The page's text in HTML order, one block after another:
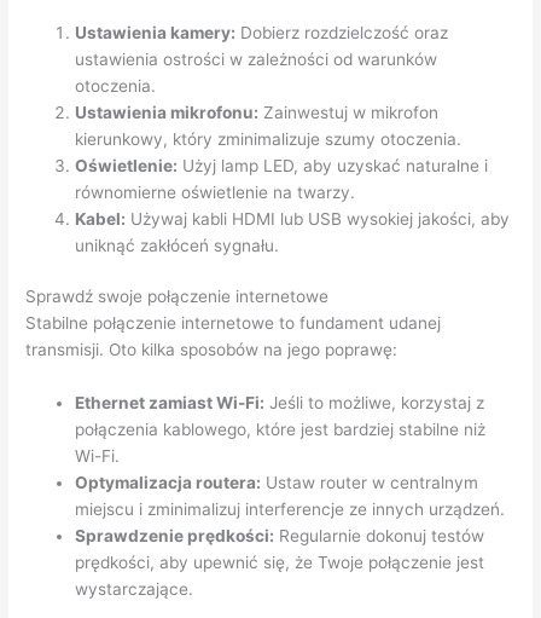
Ustawienia kamery: Dobierz rozdzielczość oraz
ustawienia ostrości w zależności od warunków
otoczenia.
Ustawienia mikrofonu: Zainwestuj w mikrofon
kierunkowy, który zminimalizuje szumy otoczenia.
Oświetlenie: Użyj lamp LED, aby uzyskać naturalne i
równomierne oświetlenie na twarzy.
Kabel: Używaj kabli HDMI lub USB wysokiej jakości, aby
uniknąć zakłóceń sygnału.
Sprawdź swoje połączenie internetowe
Stabilne połączenie internetowe to fundament udanej
transmisji. Oto kilka sposobów na jego poprawę:
Ethernet zamiast Wi-Fi: Jeśli to możliwe, korzystaj z
połączenia kablowego, które jest bardziej stabilne niż
Wi-Fi.
Optymalizacja routera: Ustaw router w centralnym
miejscu i zminimalizuj interferencje ze innych urządzeń.
Sprawdzenie prędkości: Regularnie dokonuj testów
prędkości, aby upewnić się, że Twoje połączenie jest
wystarczające.